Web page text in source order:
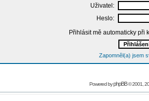
Uživatel:
Heslo:
Přihlásit mě automaticky při
Zapomněl(a) jsem
Powered byphpBB© 2001,